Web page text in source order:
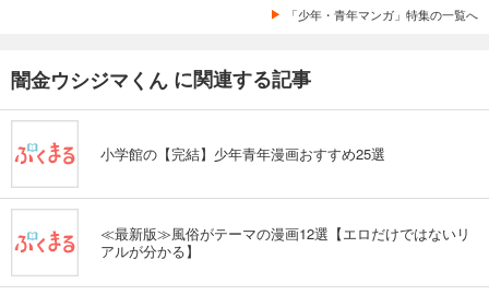
「少年・青年マンガ」特集の一覧へ
闇金ウシジマくん に関連する記事
小学館の【完結】少年青年漫画おすすめ25選
≪最新版≫風俗がテーマの漫画12選【エロだけではないリ
アルが分かる】